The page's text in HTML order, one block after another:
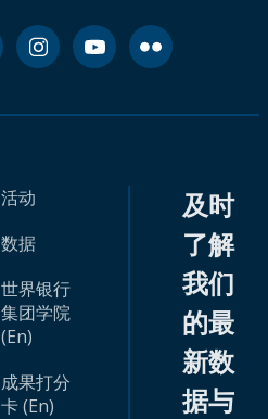
活动
数据
世界银行
集团学院
(En)
成果打分
卡 (En)
及时
了解
我们
的最
新数
据与